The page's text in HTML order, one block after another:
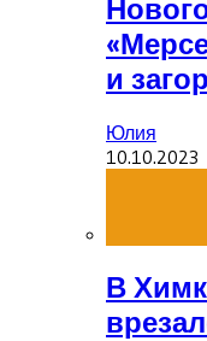
и
Юлия
10.10.2023
В